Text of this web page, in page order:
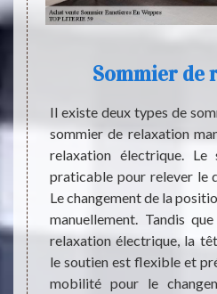
est
de
et
d’un
tissu
Sommier de
Il existe deux types de
sommier de relaxation
relaxation électrique. Le
praticable pour relever le
Le changement de la
manuellement. Tandis
relaxation électrique, la
le soutien est flexible et
mobilité pour le